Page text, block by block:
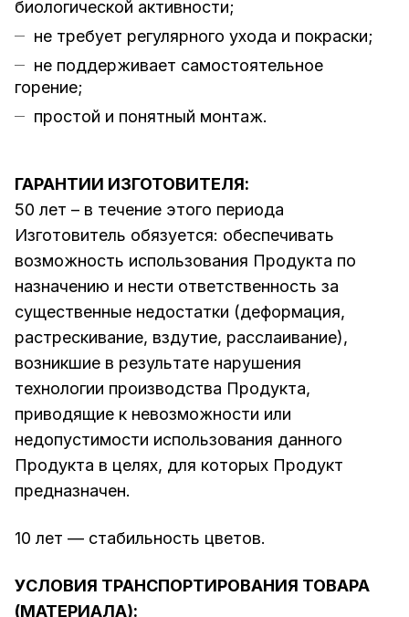
биологической активности;
не требует регулярного ухода и покраски;
не поддерживает самостоятельное
горение;
простой и понятный монтаж.
ГАРАНТИИ ИЗГОТОВИТЕЛЯ:
50 лет – в течение этого периода
Изготовитель обязуется: обеспечивать
возможность использования Продукта по
назначению и нести ответственность за
существенные недостатки (деформация,
растрескивание, вздутие, расслаивание),
возникшие в результате нарушения
технологии производства Продукта,
приводящие к невозможности или
недопустимости использования данного
Продукта в целях, для которых Продукт
предназначен.
10 лет — стабильность цветов.
УСЛОВИЯ ТРАНСПОРТИРОВАНИЯ ТОВАРА
(МАТЕРИАЛА):